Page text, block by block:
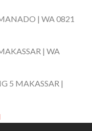
| WA 0821
| WA
5 MAKASSAR |